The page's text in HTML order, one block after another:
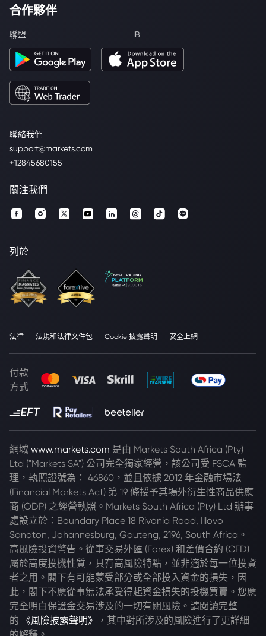
聯絡我們
support@markets.com
+12845680155
合作夥伴
聯盟 IB
關注我們
列於
法律 法規和法律文件包 Cookie 披露聲明 安全上網
付款
方式
網域 www.markets.com 是由 Markets South Africa (Pty)
Ltd ("Markets SA") 公司完全獨家經營，該公司受 FSCA 監
理，執照證號為： 46860，並且依據 2012 年金融市場法
(Financial Markets Act) 第 19 條授予其場外衍生性商品供應
商 (ODP) 之經營執照。Markets South Africa (Pty) Ltd 辦事
處設立於：Boundary Place 18 Rivonia Road, Illovo
Sandton, Johannesburg, Gauteng, 2196, South Africa。
高風險投資警告。從事交易外匯 (Forex) 和差價合約 (CFD)
屬於高度投機性質，具有高風險特點，並非適於每一位投資
者之用。閣下有可能蒙受部分或全部投入資金的損失，因
此，閣下不應從事無法承受得起資金損失的投機買賣。您應
完全明白保證金交易涉及的一切有關風險。請閱讀完整
的
《風險披露聲明》
，其中對所涉及的風險進行了更詳細